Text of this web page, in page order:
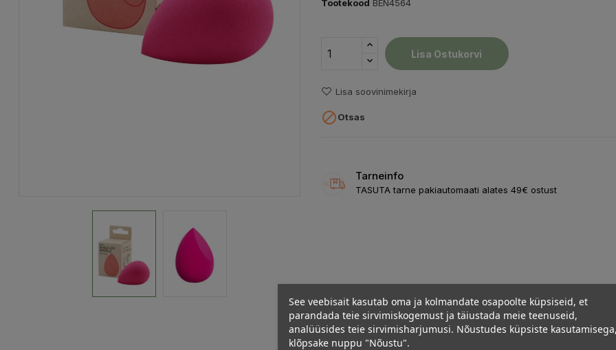
Tootekood BEN4564
Lisa Ostukorvi
Lisa soovinimekirja
Otsas
Tarneinfo
TASUTA tarne pakiautomaati alates 49€ ostust
See veebisait kasutab oma ja kolmandate osapoolte küpsiseid, et
parandada teie sirvimiskogemust ja täiustada meie teenuseid,
analüüsides teie sirvimisharjumusi. Nõustudes küpsiste
klõpsake nuppu "Nõustu".